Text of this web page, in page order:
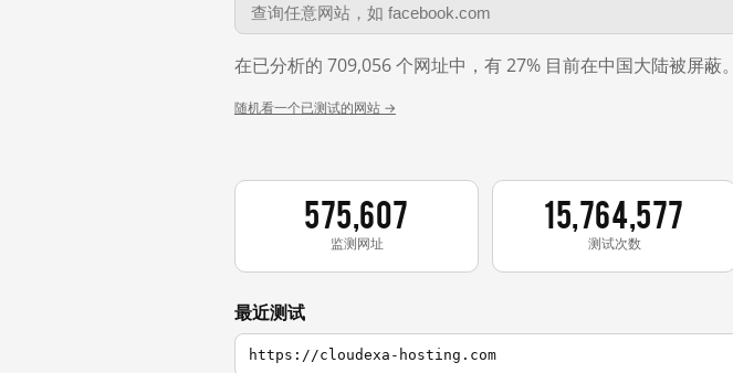
在已分析的 709,056 个网址中，有 27% 目前在中国大陆被屏蔽。
随机看一个已测试的网站 →
575,607
监测网址
15,764,577
测试次数
最近测试
https://cloudexa-hosting.com